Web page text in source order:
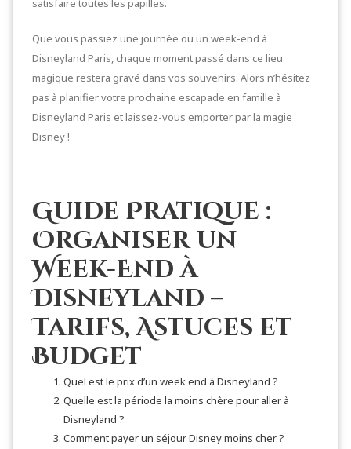
satisfaire toutes les papilles.
Que vous passiez une journée ou un week-end à
Disneyland Paris, chaque moment passé dans ce lieu
magique restera gravé dans vos souvenirs. Alors n’hésitez
pas à planifier votre prochaine escapade en famille à
Disneyland Paris et laissez-vous emporter par la magie
Disney !
Guide Pratique :
Organiser un
Week-End à
Disneyland –
Tarifs, Astuces et
Budget
Quel est le prix d’un week end à Disneyland ?
Quelle est la période la moins chère pour aller à
Disneyland ?
Comment payer un séjour Disney moins cher ?